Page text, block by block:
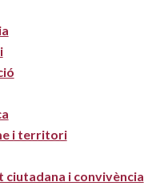
i territori
ciutadana i convivència